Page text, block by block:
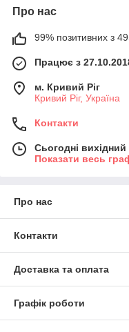
Про нас
99% позитивних з
Працює з
м. Кривий Ріг
Кривий Ріг, Україна
Контакти
Сьогодні вихідний
Показати весь
Про нас
Контакти
Доставка та оплата
Графік роботи